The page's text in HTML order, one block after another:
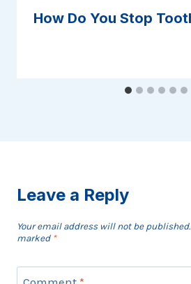
How Do You Stop
Leave a Reply
Your email address will not be published.
marked *